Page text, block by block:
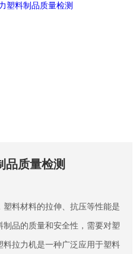
品质量检测
料材料的拉伸、抗压等性能是
品的质量和安全性，需要对塑
拉力机是一种广泛应用于塑料